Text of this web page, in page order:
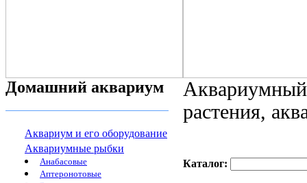
Домашний аквариум
Аквариум и его оборудование
Аквариумные рыбки
Анабасовые
Аптеронотовые
растения,
Каталог: